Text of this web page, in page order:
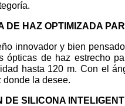
DE HAZ OPTIMIZADA
innovador y bien
ópticas de haz estrecho
hasta 120 m. Con el
donde la desee.
DE SILICONA